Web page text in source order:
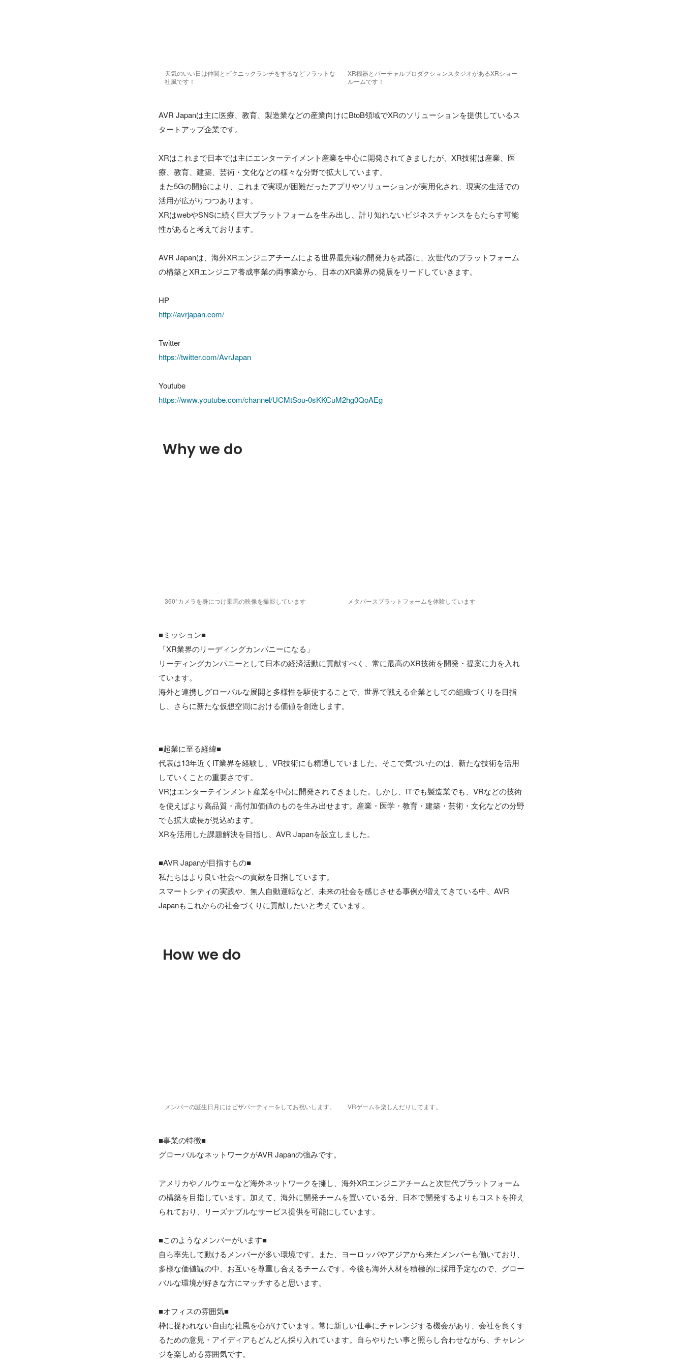
天気のいい日は仲間とピクニックランチをするなどフラットな
社風です！
XR機器とバーチャルプロダクションスタジオがあるXRショー
ルームです！
AVR Japanは主に医療、教育、製造業などの産業向けにBtoB領域でXRのソリューションを提供しているス
タートアップ企業です。
XRはこれまで日本では主にエンターテイメント産業を中心に開発されてきましたが、XR技術は産業、医
療、教育、建築、芸術・文化などの様々な分野で拡大しています。
また5Gの開始により、これまで実現が困難だったアプリやソリューションが実用化され、現実の生活での
活用が広がりつつあります。
XRはwebやSNSに続く巨大プラットフォームを生み出し、計り知れないビジネスチャンスをもたらす可能
性があると考えております。
AVR Japanは、海外XRエンジニアチームによる世界最先端の開発力を武器に、次世代のプラットフォーム
の構築とXRエンジニア養成事業の両事業から、日本のXR業界の発展をリードしていきます。
http://avrjapan.com/
https://twitter.com/AvrJapan
https://www.youtube.com/channel/UCMtSou-0sKKCuM2hg0QoAEg
Why we do
360°カメラを身につけ乗馬の映像を撮影しています メタバースプラットフォームを体験しています
■ミッション■
「XR業界のリーディングカンパニーになる」
リーディングカンパニーとして日本の経済活動に貢献すべく、常に最高のXR技術を開発・提案に力を入れ
ています。
海外と連携しグローバルな展開と多様性を駆使することで、世界で戦える企業としての組織づくりを目指
し、さらに新たな仮想空間における価値を創造します。
■起業に至る経緯■
代表は13年近くIT業界を経験し、VR技術にも精通していました。そこで気づいたのは、新たな技術を活用
していくことの重要さです。
VRはエンターテインメント産業を中心に開発されてきました。しかし、ITでも製造業でも、VRなどの技術
を使えばより高品質・高付加価値のものを生み出せます。産業・医学・教育・建築・芸術・文化などの分野
でも拡大成長が見込めます。
XRを活用した課題解決を目指し、AVR Japanを設立しました。
■AVR Japanが目指すもの■
私たちはより良い社会への貢献を目指しています。
スマートシティの実践や、無人自動運転など、未来の社会を感じさせる事例が増えてきている中、AVR
Japanもこれからの社会づくりに貢献したいと考えています。
How we do
メンバーの誕生日月にはピザパーティーをしてお祝いします。 VRゲームを楽しんだりしてます。
■事業の特徴■
グローバルなネットワークがAVR Japanの強みです。
アメリカやノルウェーなど海外ネットワークを擁し、海外XRエンジニアチームと次世代プラットフォーム
の構築を目指しています。加えて、海外に開発チームを置いている分、日本で開発するよりもコストを抑え
られており、リーズナブルなサービス提供を可能にしています。
■このようなメンバーがいます■
自ら率先して動けるメンバーが多い環境です。また、ヨーロッパやアジアから来たメンバーも働いており、
多様な価値観の中、お互いを尊重し合えるチームです。今後も海外人材を積極的に採用予定なので、グロー
バルな環境が好きな方にマッチすると思います。
■オフィスの雰囲気■
枠に捉われない自由な社風を心がけています。常に新しい仕事にチャレンジする機会があり、会社を良くす
るための意見・アイディアもどんどん採り入れています。自らやりたい事と照らし合わせながら、チャレン
ジを楽しめる雰囲気です。